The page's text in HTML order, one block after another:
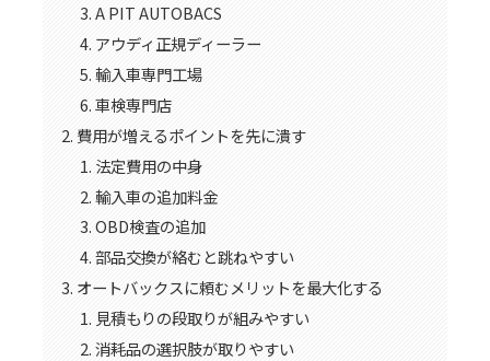
A PIT AUTOBACS
アウディ正規ディーラー
輸入車専門工場
車検専門店
費用が増えるポイントを先に潰す
法定費用の中身
輸入車の追加料金
OBD検査の追加
部品交換が絡むと跳ねやすい
オートバックスに頼むメリットを最大化する
見積もりの段取りが組みやすい
消耗品の選択肢が取りやすい